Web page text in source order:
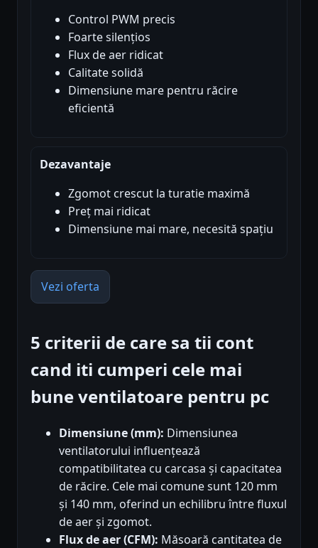
Control PWM precis
Foarte silențios
Flux de aer ridicat
Calitate solidă
Dimensiune mare pentru răcire
eficientă
Dezavantaje
Zgomot crescut la turatie maximă
Preț mai ridicat
Dimensiune mai mare, necesită spațiu
Vezi oferta
5 criterii de care sa tii cont
cand iti cumperi cele mai
bune ventilatoare pentru pc
Dimensiune (mm): Dimensiunea
ventilatorului influențează
compatibilitatea cu carcasa și capacitatea
de răcire. Cele mai comune sunt 120 mm
și 140 mm, oferind un echilibru între fluxul
de aer și zgomot.
Flux de aer (CFM): Măsoară cantitatea de